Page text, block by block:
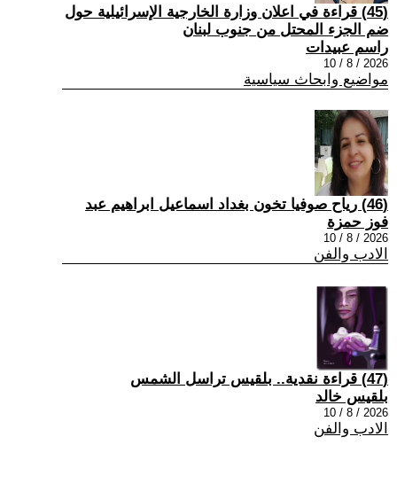
(45) قراءة في اعلان وزارة الخارجية الإسرائيلية حول
ضم الجزء المحتل من جنوب لبنان
راسم عبيدات
2026 / 8 / 10
مواضيع وابحاث سياسية
(46) رياح صوفيا تخون بغداد اسماعيل ابراهيم عبد
فوز حمزة
2026 / 8 / 10
الادب والفن
(47) قراءة نقدية.. بلقيس تراسل الشمس
بلقيس خالد
2026 / 8 / 10
الادب والفن